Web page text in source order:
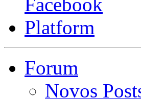
Forum
Novos